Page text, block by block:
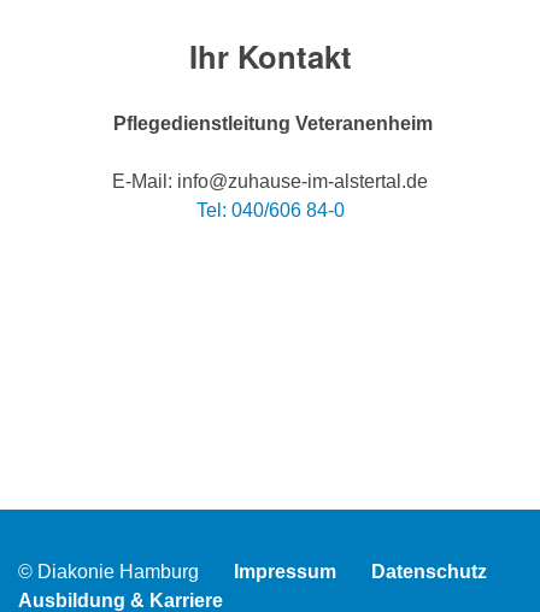
Ihr Kontakt
Pflegedienstleitung Veteranenheim
E-Mail: info@zuhause-im-alstertal.de
Tel: 040/606 84-0
© Diakonie Hamburg Impressum
Datenschutz
Ausbildung & Karriere